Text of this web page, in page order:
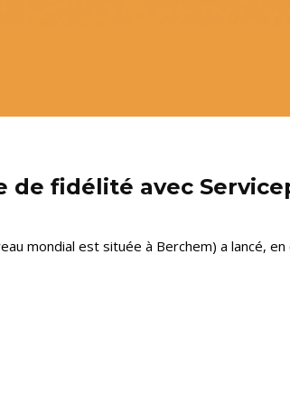
de fidélité avec
mondial est située à Berchem) a lancé, en